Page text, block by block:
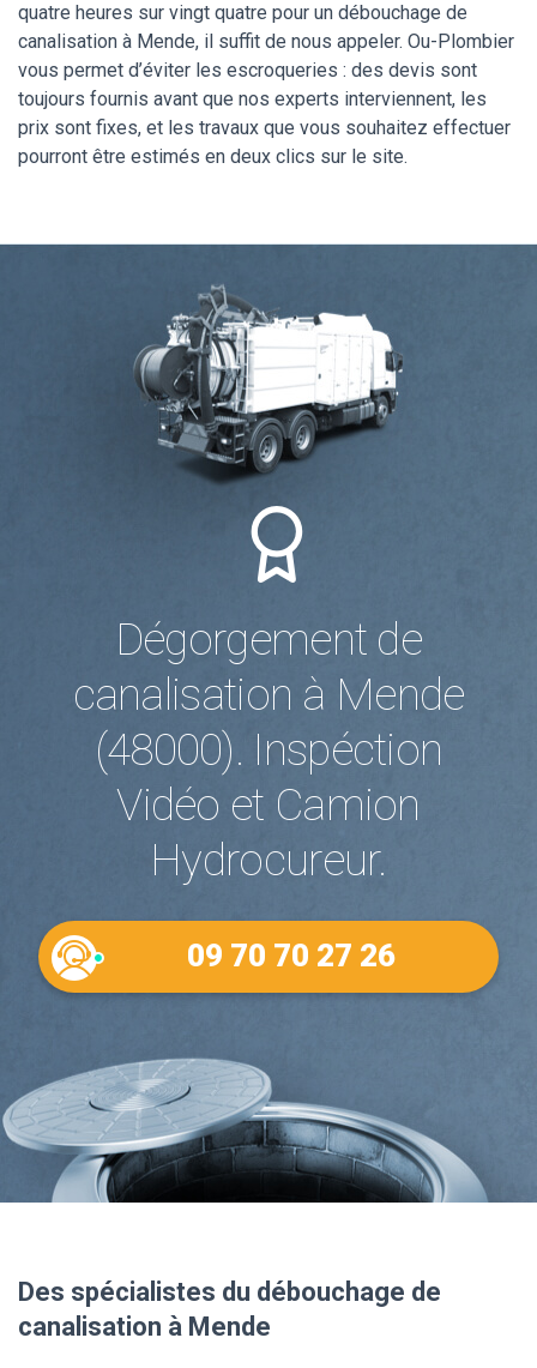
quatre heures sur vingt quatre pour un débouchage de
canalisation à Mende, il suffit de nous appeler. Ou-Plombier
vous permet d’éviter les escroqueries : des devis sont
toujours fournis avant que nos experts interviennent, les
prix sont fixes, et les travaux que vous souhaitez effectuer
pourront être estimés en deux clics sur le site.
Dégorgement de
canalisation à Mende
(48000). Inspéction
Vidéo et Camion
Hydrocureur.
09 70 70 27 26
Des spécialistes du débouchage de
canalisation à Mende